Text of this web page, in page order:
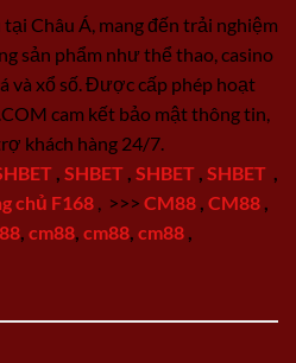
tại Châu Á, mang đến trải nghiệm
sản phẩm như thể thao, casino
và xổ số. Được cấp phép hoạt
cam kết bảo mật thông tin,
khách hàng 24/7.
SHBET SHBET SHBET
chủ F168 >>> CM88 CM88
cm88 cm88 cm88